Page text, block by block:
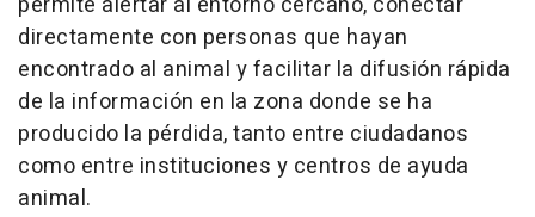
directamente con personas que hayan
encontrado al animal y facilitar la difusión rápida
de la información en la zona donde se ha
producido la pérdida, tanto entre ciudadanos
como entre instituciones y centros de ayuda
animal.